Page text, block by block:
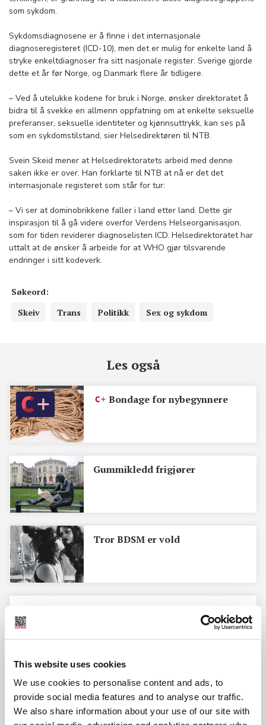
This website uses cookies
We use cookies to personalise content and ads, to
provide social media features and to analyse our traffic.
We also share information about your use of our site with
som sykdom.
Sykdomsdiagnosene er å finne i det internasjonale
diagnoseregisteret (ICD-10), men det er mulig for enkelte land å
stryke enkeltdiagnoser fra sitt nasjonale register. Sverige gjorde
dette et år før Norge, og Danmark flere år tidligere.
– Ved å utelukke kodene for bruk i Norge, ønsker direktoratet å
bidra til å svekke en allmenn oppfatning om at enkelte seksuelle
preferanser, seksuelle identiteter og kjønnsuttrykk, kan ses på
som en sykdomstilstand, sier Helsedirektøren til NTB.
Svein Skeid mener at Helsedirektoratets arbeid med denne
saken ikke er over. Han forklarte til NTB at nå er det det
internasjonale registeret som står for tur:
– Vi ser at dominobrikkene faller i land etter land. Dette gir
inspirasjon til å gå videre overfor Verdens Helseorganisasjon,
som for tiden reviderer diagnoselisten ICD. Helsedirektoratet har
uttalt at de ønsker å arbeide for at WHO gjør tilsvarende
endringer i sitt kodeverk.
Søkeord:
Skeiv
Trans Politikk Sex og sykdom
Les også
Bondage for nybegynnere
Gummikledd ­frigjører
Tror BDSM er vold
Fetisjisme - komplekse greier